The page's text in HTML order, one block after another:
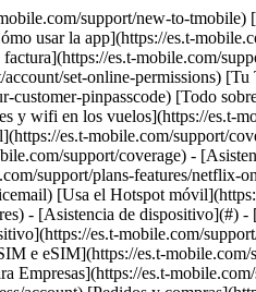
support/new-to-
usar la app](https://es.t-
es.t-mobile.com/
set-online-permissions)
pinpasscode) [Todo
y wifi en los vuelos](https://es.t-
es.t-mobile.com/support/
support/coverage) -
support/plans-features/netflix-
[Usa el Hotspot
- [Asistencia de dispositivo](#)
es.t-mobile.com/
e eSIM](https://es.t-
es.t-